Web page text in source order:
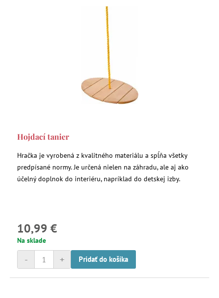
Hojdací tanier
Hračka je vyrobená z kvalitného materiálu a spĺňa všetky
predpísané normy. Je určená nielen na záhradu, ale aj ako
účelný doplnok do interiéru, napríklad do detskej izby.
10,99 €
Na sklade
+
- Pridať do košíka